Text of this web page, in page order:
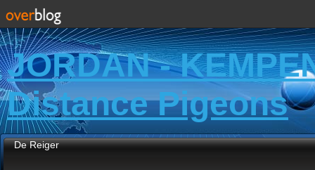
JORDAN -
Distance Pigeons
De Reiger